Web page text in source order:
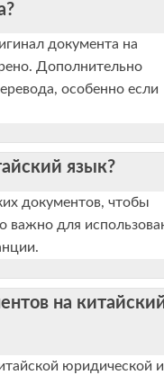
документа на
Дополнительно
особенно если
язык?
документов, чтобы
важно для
на
юридической и